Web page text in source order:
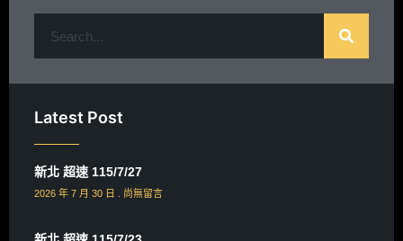
Latest Post
新北 超速 115/7/27
2026 年 7 月 30 日 尚無留言